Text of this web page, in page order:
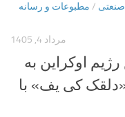
صنعتی / مطبوعات و رسانه
مرداد 4, 1405
اوکراین به
«دلقک کی یف» با